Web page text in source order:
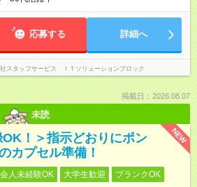
応募する 詳細へ
スタッフサービス ＩＴソリューションブロック
掲載日：2026.08.07
未読
NEW
！＞指示どおりにポン
カプセル準備！
人未経験OK 大学生歓迎
ブランクOK